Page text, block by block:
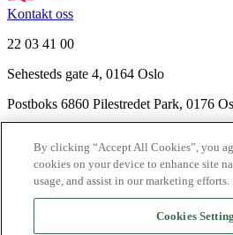
Kontakt oss
22 03 41 00
Sehesteds gate 4, 0164 Oslo
Postboks 6860 Pilestredet Park, 0176
Nyhetsbrev
Ledige stillinger
Send inn manus
By clicking “Accept All Cookies”, you
cookies on your device to enhance site
usage, and assist in our marketing efforts.
Cookies